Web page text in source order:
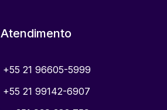
Atendimento
+55 21 96605-5999
+55 21 99142-6907